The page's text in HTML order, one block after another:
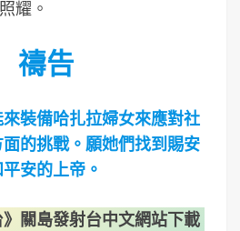
耀。
禱告
裝備哈扎拉婦女來應對社
的挑戰。願她們找到賜安
安的上帝。
關島發射台中文網站下載